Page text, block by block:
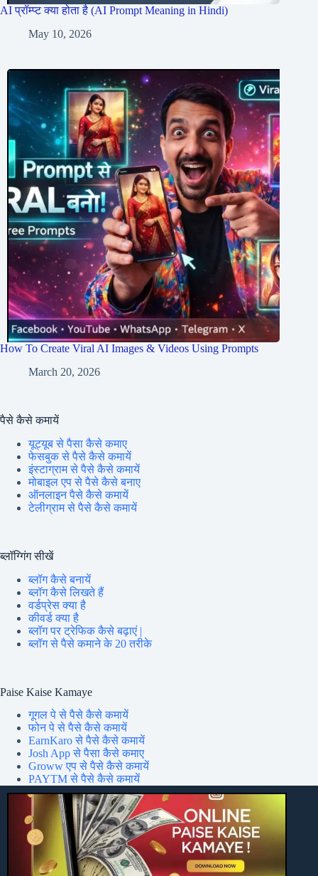
AI प्रॉम्प्ट क्या होता है (AI Prompt Meaning in Hindi)
May 10, 2026
How To Create Viral AI Images & Videos Using Prompts
March 20, 2026
पैसे कैसे कमायें
यूट्यूब से पैसा कैसे कमाए
फेसबुक से पैसे कैसे कमायें
इंस्टाग्राम से पैसे कैसे कमायें
मोबाइल एप से पैसे कैसे बनाए
ऑनलाइन पैसे कैसे कमायें
टेलीग्राम से पैसे कैसे कमायें
ब्लॉग्गिंग सीखें
ब्लॉग कैसे बनायें
ब्लॉग कैसे लिखते हैं
वर्डप्रेस क्या है
कीवर्ड क्या है
ब्लॉग पर ट्रेफिक कैसे बढ़ाएं |
ब्लॉग से पैसे कमाने के 20 तरीके
Paise Kaise Kamaye
गूगल पे से पैसे कैसे कमायें
फोन पे से पैसे कैसे कमायें
EarnKaro से पैसे कैसे कमायें
Josh App से पैसा कैसे कमाए
Groww एप से पैसे कैसे कमायें
PAYTM से पैसे कैसे कमायें